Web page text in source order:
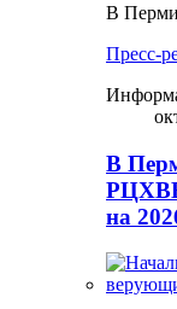
В
Пресс-
В
на